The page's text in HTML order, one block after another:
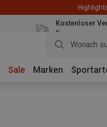
Kostenloser
Euro
Sale Marken